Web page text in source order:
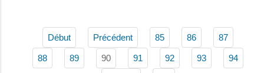
Début Précédent 85 86 87
88 89 90 91 92 93 94